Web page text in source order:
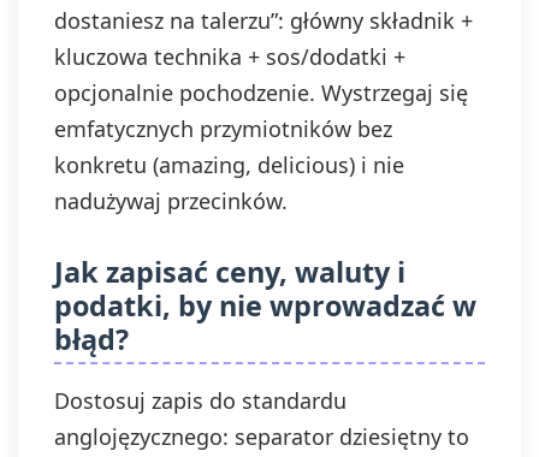
dostaniesz na talerzu”: główny składnik +
kluczowa technika + sos/dodatki +
opcjonalnie pochodzenie. Wystrzegaj się
emfatycznych przymiotników bez
konkretu (amazing, delicious) i nie
nadużywaj przecinków.
Jak zapisać ceny, waluty i
podatki, by nie wprowadzać w
błąd?
Dostosuj zapis do standardu
anglojęzycznego: separator dziesiętny to